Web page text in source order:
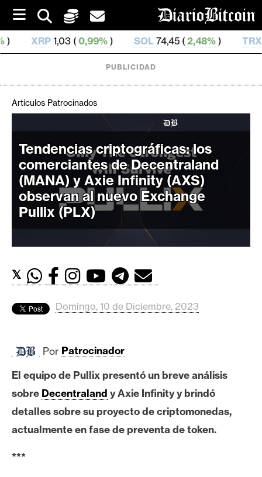
i
p
t
o
( 0,99%) SOL74,45 ( 2,48%) TRX0,327 671 (
C
r
i
p
t
o
M
r
a
o
i
t
c
i
PUBLICIDAD
Artículos Patrocinados
Tendencias criptográficas: los
comerciantes de Decentraland
(MANA) y Axie Infinity (AXS)
observan al nuevo Exchange
Pullix (PLX)
𝕏
Domingo, 10 de Diciembre, 2023
Por Patrocinador
El equipo de Pullix presentó un breve análisis
sobre Decentraland y Axie Infinity y brindó
detalles sobre su proyecto de criptomonedas,
actualmente en fase de preventa de token.
***